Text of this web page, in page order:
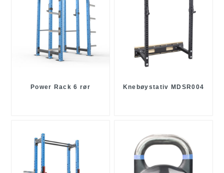
Power Rack 6 rør Knebøystativ MDSR004